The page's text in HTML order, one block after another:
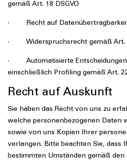
gemäß Art. 18 DSGVO
· Recht auf Datenübertragbarkeit
· Widerspruchsrecht gemäß Art.
· Automatisierte Entscheidungen
einschließlich Profiling gemäß Art.
Recht auf Auskunft
Sie haben das Recht von uns zu
welche personenbezogenen Daten
sowie von uns Kopien Ihrer
verlangen. Bitte beachten Sie, dass
bestimmten Umständen gemäß